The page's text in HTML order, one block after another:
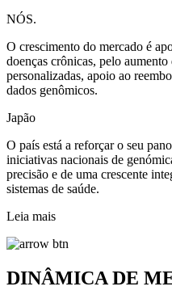
NÓS.
O crescimento do mercado é
doenças crônicas, pelo
personalizadas, apoio ao
dados genômicos.
Japão
O país está a reforçar o seu
iniciativas nacionais de
precisão e de uma crescente
sistemas de saúde.
Leia mais
DINÂMICA DE